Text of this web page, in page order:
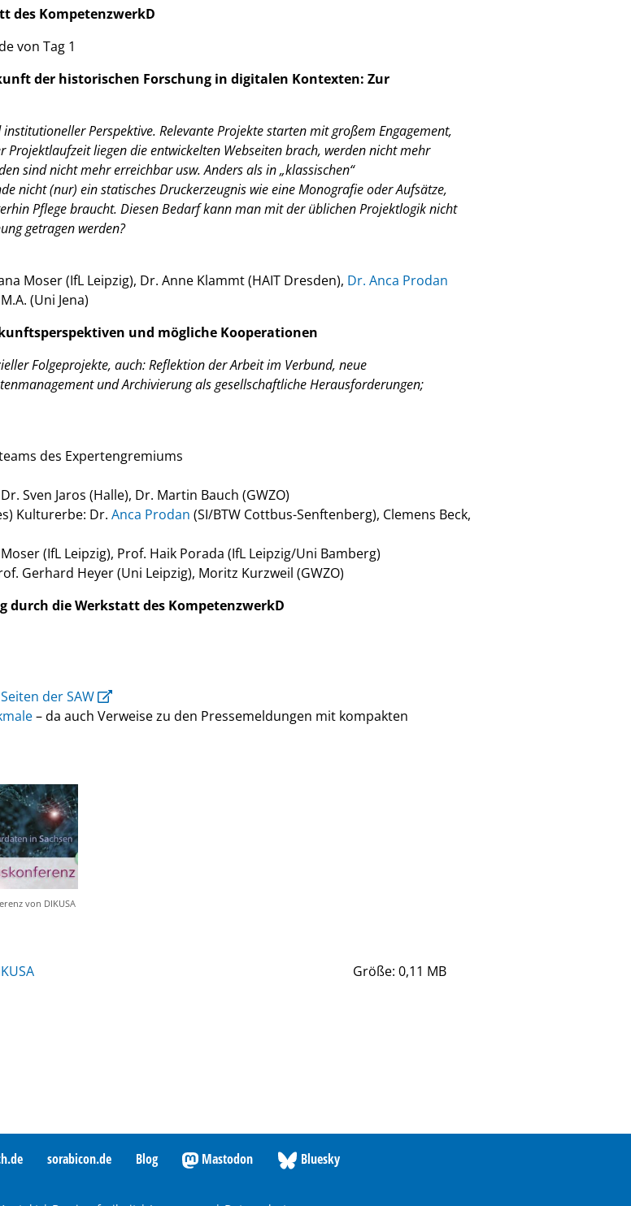
des KompetenzwerkD
von Tag 1
der historischen Forschung in digitalen Kontexten: Zur
Perspektive. Relevante Projekte starten mit großem Engagement,
Projektlaufzeit liegen die entwickelten Webseiten brach, werden nicht mehr
sind nicht mehr erreichbar usw. Anders als in „klassischen“
nicht (nur) ein statisches Druckerzeugnis wie eine Monografie oder Aufsätze,
Pflege braucht. Diesen Bedarf kann man mit der üblichen Projektlogik nicht
getragen werden?
Moser (IfL Leipzig), Dr. Anne Klammt (HAIT Dresden), Dr. Anca Prodan
(Uni Jena)
und mögliche Kooperationen
Folgeprojekte, auch: Reflektion der Arbeit im Verbund, neue
und Archivierung als gesellschaftliche Herausforderungen;
des Expertengremiums
Sven Jaros (Halle), Dr. Martin Bauch (GWZO)
Kulturerbe: Dr. Anca Prodan (SI/BTW Cottbus-Senftenberg), Clemens Beck,
(IfL Leipzig), Prof. Haik Porada (IfL Leipzig/Uni Bamberg)
Gerhard Heyer (Uni Leipzig), Moritz Kurzweil (GWZO)
durch die Werkstatt des KompetenzwerkD
der SAW
– da auch Verweise zu den Pressemeldungen mit kompakten
von DIKUSA
Größe: 0,11 MB
sorabicon.de Blog Mastodon Bluesky